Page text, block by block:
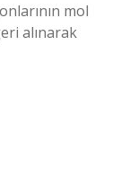
mol
alınarak